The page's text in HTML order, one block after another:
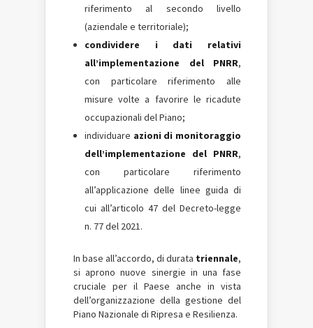
riferimento al secondo livello
(aziendale e territoriale);
condividere i dati relativi
all’implementazione del PNRR,
con particolare riferimento alle
misure volte a favorire le ricadute
occupazionali del Piano;
individuare azioni di monitoraggio
dell’implementazione del PNRR,
con particolare riferimento
all’applicazione delle linee guida di
cui all’articolo 47 del Decreto-legge
n. 77 del 2021.
In base all’accordo, di durata triennale,
si aprono nuove sinergie in una fase
cruciale per il Paese anche in vista
dell’organizzazione della gestione del
Piano Nazionale di Ripresa e Resilienza.